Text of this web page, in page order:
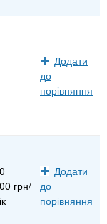
Додати
до
порівняння
грн/
Додати
до
порівняння